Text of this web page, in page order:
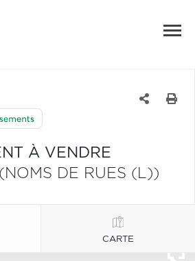
À VENDRE
DE RUES (L))
CARTE